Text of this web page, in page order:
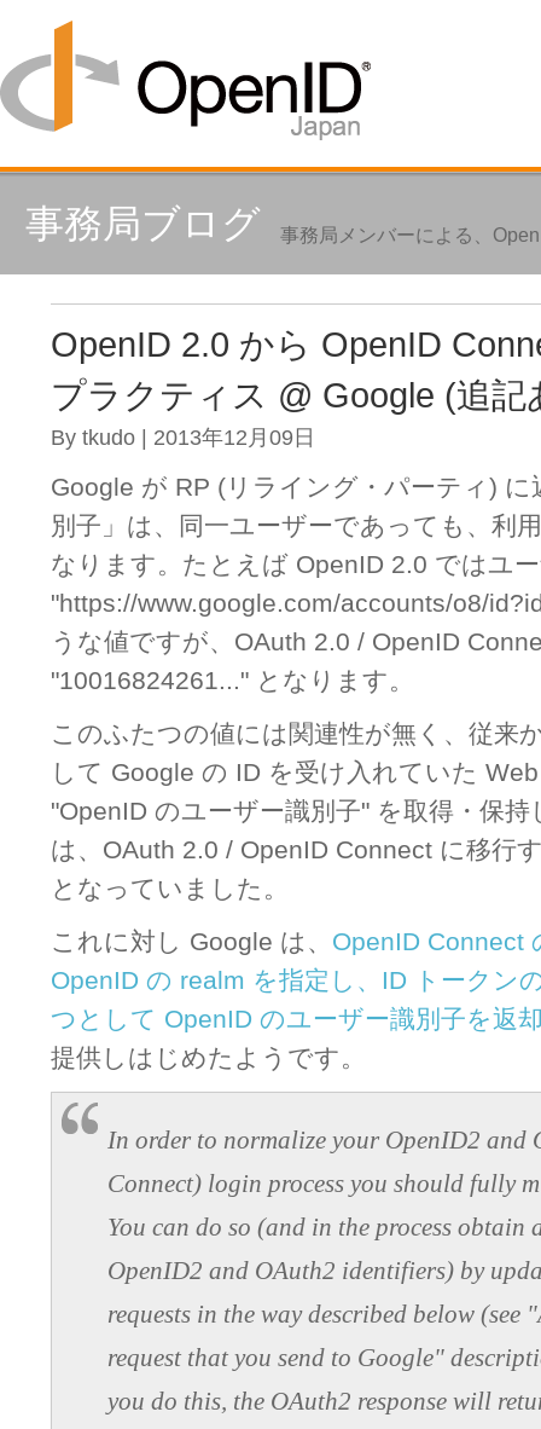
事務局ブログ 事務局メンバーによる、
OpenID 2.0 から OpenID
プラクティス @ Google (追記
By tkudo | 2013年12月09日
Google が RP (リライング・パーティ) に
別子」は、同一ユーザーであっても、利
なります。たとえば OpenID 2.0 ではユ
"https://www.google.com/accounts/o8/
うな値ですが、OAuth 2.0 / OpenID
"10016824261..." となります。
このふたつの値には関連性が無く、従来
して Google の ID を受け入れていた
"OpenID のユーザー識別子" を取得・保
は、OAuth 2.0 / OpenID Connect に移行
となっていました。
これに対し Google は、 OpenID Connect
OpenID の realm を指定し、ID トークン
つとして OpenID のユーザー識別子を返
提供しはじめたようです。
In order to normalize your OpenID2 and
Connect) login process you should fully
You can do so (and in the process obtain
OpenID2 and OAuth2 identifiers) by
requests in the way described below (see
request that you send to Google"
you do this, the OAuth2 response will